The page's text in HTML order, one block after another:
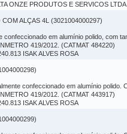
ONZE PRODUTOS E SERVICOS LTDA
ALÇAS 4L (3021004000297)
confeccionado em alumínio polido, com
419/2012. (CATMAT 484220)
ISAK ALVES ROSA
confeccionado em alumínio
419/2012. (CATMAT 443917)
ISAK ALVES ROSA